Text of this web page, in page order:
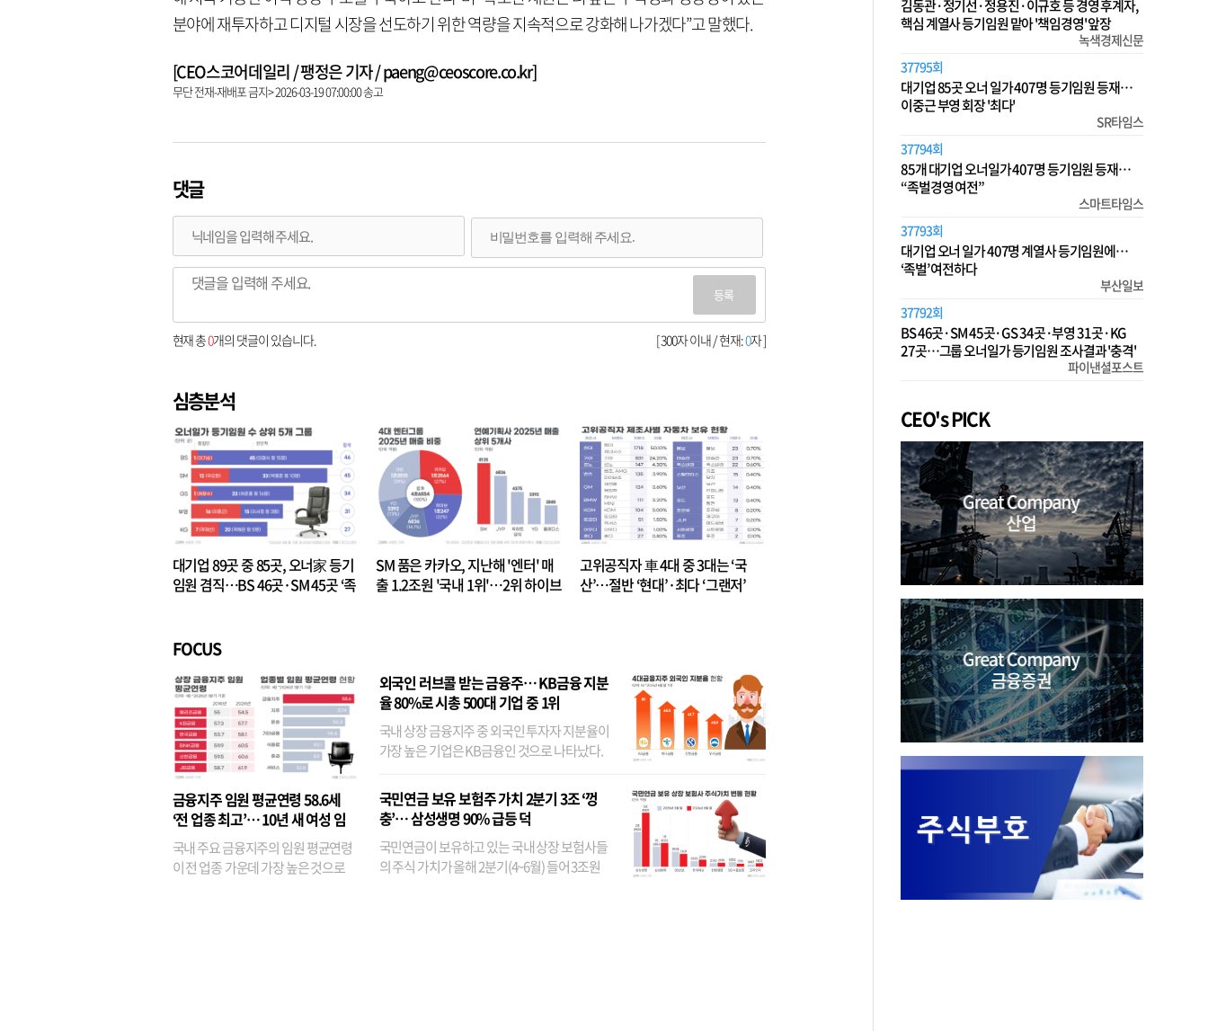
분야에 재투자하고 디지털 시장을 선도하기 위한 역량을 지속적으로 강화해 나가겠다”고 말했다.
[CEO스코어데일리 / 팽정은 기자 / paeng@ceoscore.co.kr]
무단 전재-재배포 금지> 2026-03-19 07:00:00 송고
댓글
등록
[ 300자 이내 / 현재:0자 ]
현재 총0개의 댓글이 있습니다.
심층분석
대기업 89곳 중 85곳, 오너家 등기
임원 겸직…BS 46곳·SM 45곳 ‘족
SM 품은 카카오, 지난해 '엔터' 매
출 1.2조원 '국내 1위'…2위 하이브
고위공직자 車 4대 중 3대는 ‘국
산’…절반 ‘현대’·최다 ‘그랜저’
FOCUS
금융지주 임원 평균연령 58.6세
‘전 업종 최고’… 10년 새 여성 임
원은 14배 껑충
국내 주요 금융지주의 임원 평균연령
이 전 업종 가운데 가장 높은 것으로
외국인 러브콜 받는 금융주… KB금융 지분
율 80%로 시총 500대 기업 중 1위
국내 상장 금융지주 중 외국인 투자자 지분율이
가장 높은 기업은 KB금융인 것으로 나타났다.
융이었다. 특히 KB금융은 지난달 말 기준 해외
기관투자자 지분율이...
국민연금 보유 보험주 가치 2분기 3조 ‘껑
충’… 삼성생명 90% 급등 덕
국민연금이 보유하고 있는 국내 상장 보험사들
의 주식 가치가 올해 2분기(4~6월) 들어 3조원
김동관·정기선·정용진·이규호 등 경영 후계자,
핵심 계열사 등기임원 맡아 '책임경영' 앞장
녹색경제신문
37795회
대기업 85곳 오너 일가 407명 등기임원 등재…
이중근 부영 회장 '최다'
SR타임스
37794회
85개 대기업 오너일가 407명 등기임원 등재…
“족벌경영 여전”
스마트타임스
37793회
대기업 오너 일가 407명 계열사 등기임원에…
‘족벌’ 여전하다
부산일보
37792회
BS 46곳·SM 45곳·GS 34곳·부영 31곳·KG
27곳…그룹 오너일가 등기임원 조사결과 '충격'
파이낸셜포스트
CEO's PICK